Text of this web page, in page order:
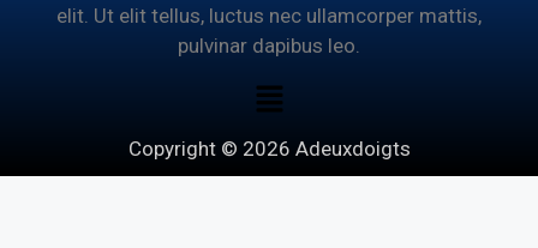
elit. Ut elit tellus, luctus nec ullamcorper mattis,
pulvinar dapibus leo.
Copyright © 2026 Adeuxdoigts